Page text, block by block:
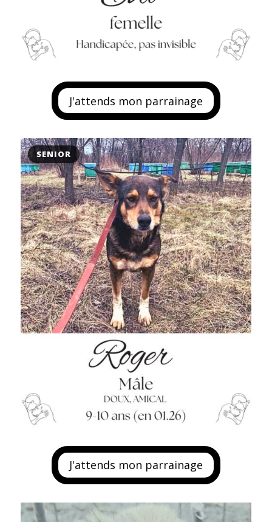
J'attends mon parrainage
J'attends mon parrainage